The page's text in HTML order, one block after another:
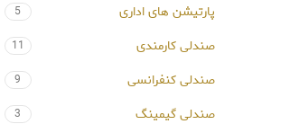
پارتیشن های اداری 5
صندلی کارمندی 11
صندلی کنفرانسی 9
صندلی گیمینگ 3